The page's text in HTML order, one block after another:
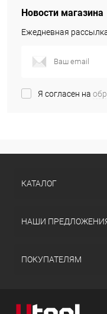
Новости магазина
Ежедневная
Я согласен на
КАТАЛОГ
НАШИ
ПОКУПАТЕЛЯМ